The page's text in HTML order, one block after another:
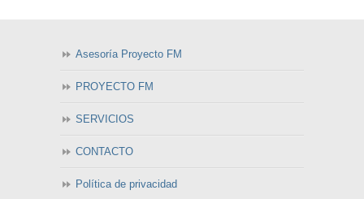
Asesoría Proyecto FM
PROYECTO FM
SERVICIOS
CONTACTO
Política de privacidad